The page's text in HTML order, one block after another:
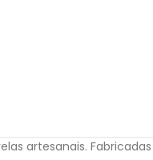
artesanais. Fabricadas